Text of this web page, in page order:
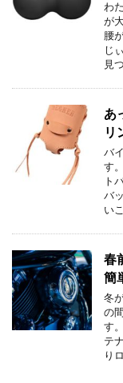
わ
が
腰
じ
見
あ
リ
バ
す
ト
バ
い
春
簡
冬
の
す
テ
り